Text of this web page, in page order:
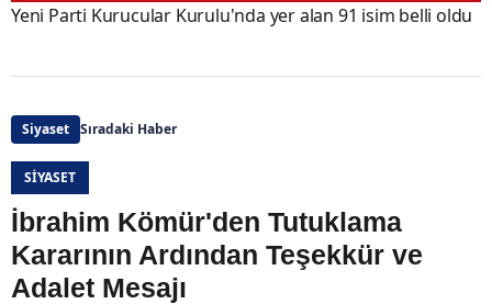
Yeni Parti Kurucular Kurulu'nda yer alan 91 isim belli oldu
Siyaset Sıradaki Haber
SIYASET
İbrahim Kömür'den Tutuklama
Kararının Ardından Teşekkür ve
Adalet Mesajı